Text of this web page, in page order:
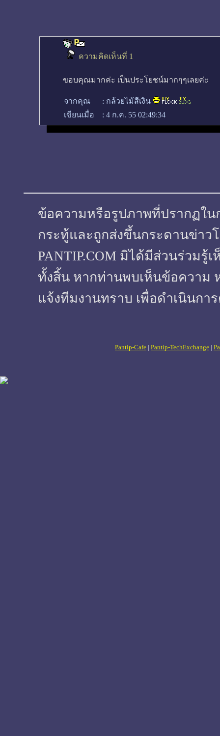
ความคิดเห็นที่ 1
ขอบคุณมากค่ะ เป็นประโยชน์มากๆๆเลยค่ะ
จากคุณ : กล้วยไม้สีเงิน
เขียนเมื่อ
: 4 ก.ค. 55 02:49:34
ข้อความหรือรูปภาพที่ปรากฏใน
กระทู้และถูกส่งขึ้นกระดานข่า
PANTIP.COM มิได้มีส่วนร่วมรู้
ทั้งสิ้น หากท่านพบเห็นข้อความ
แจ้งทีมงานทราบ เพื่อดำเนินกา
Pantip-Cafe | Pantip-TechExchange |